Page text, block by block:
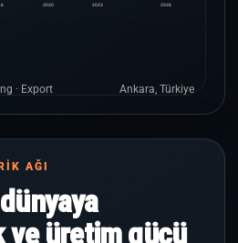
2020 2023 2026
· Export Ankara, Türkiye
AĞI
ve üretim gücü